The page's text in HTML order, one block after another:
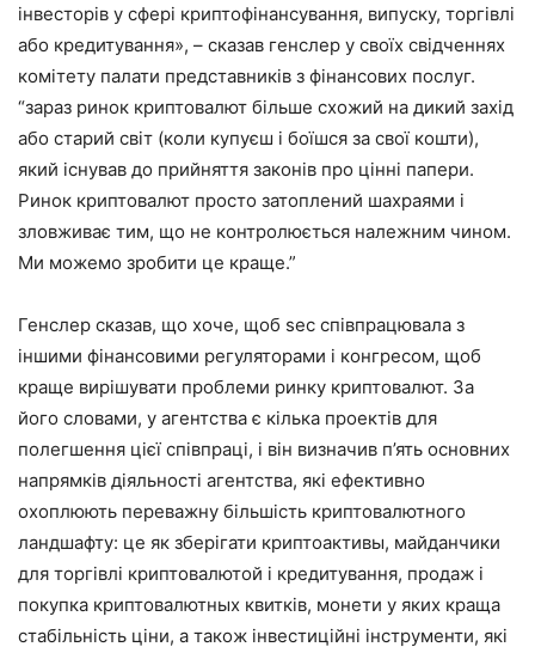
інвесторів у сфері криптофінансування, випуску, торгівлі
або кредитування», – сказав генслер у своїх свідченнях
комітету палати представників з фінансових послуг.
“зараз ринок криптовалют більше схожий на дикий захід
або старий світ (коли купуєш і боїшся за свої кошти),
який існував до прийняття законів про цінні папери.
Ринок криптовалют просто затоплений шахраями і
зловживає тим, що не контролюється належним чином.
Ми можемо зробити це краще.”
Генслер сказав, що хоче, щоб sec співпрацювала з
іншими фінансовими регуляторами і конгресом, щоб
краще вирішувати проблеми ринку криптовалют. За
його словами, у агентства є кілька проектів для
полегшення цієї співпраці, і він визначив п’ять основних
напрямків діяльності агентства, які ефективно
охоплюють переважну більшість криптовалютного
ландшафту: це як зберігати криптоактивы, майданчики
для торгівлі криптовалютой і кредитування, продаж і
покупка криптовалютных квитків, монети у яких краща
стабільність ціни, а також інвестиційні інструменти, які